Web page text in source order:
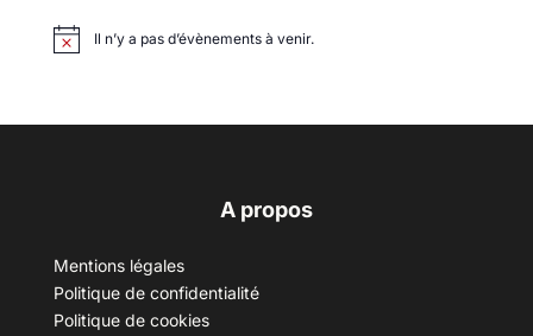
Il n’y a pas d’évènements à venir.
A propos
Mentions légales
Politique de confidentialité
Politique de cookies